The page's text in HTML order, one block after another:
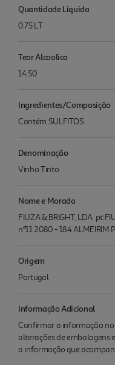
Quantidade Liquida
0.75 LT
Teor Alcoolico
14.50
Ingredientes/Composição
Contém SULFITOS.
Denominação
Vinho Tinto
Nome e Morada
FIUZA & BRIGHT, LDA.
nº11 2080 - 184 ALMEIRIM
Origem
Portugal
Informação Adicional
Confirmar a informação
alterações de embalagens
a informação que